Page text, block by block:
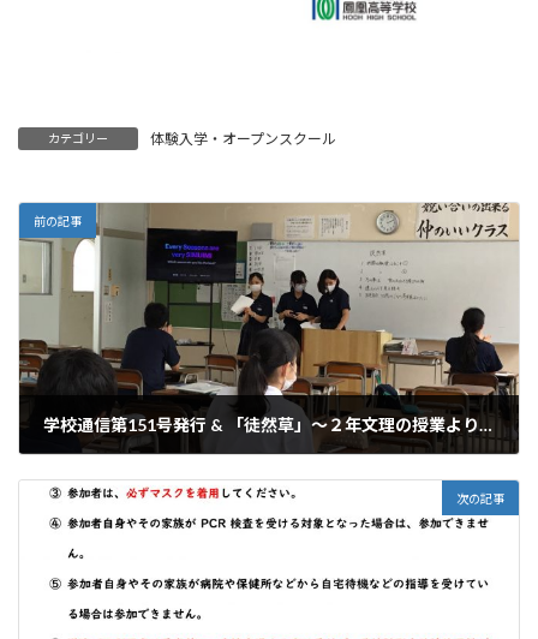
カテゴリー 体験入学・オープンスクール
前の記事
学校通信第151号発行 & 「徒然草」～２年文理の授業より～
次の記事